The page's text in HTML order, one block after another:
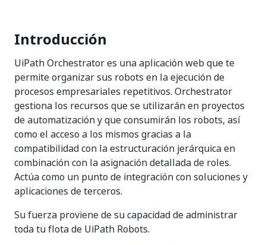
Introducción
UiPath Orchestrator es una aplicación web que te
permite organizar sus robots en la ejecución de
procesos empresariales repetitivos. Orchestrator
gestiona los recursos que se utilizarán en proyectos
de automatización y que consumirán los robots, así
como el acceso a los mismos gracias a la
compatibilidad con la estructuración jerárquica en
combinación con la asignación detallada de roles.
Actúa como un punto de integración con soluciones y
aplicaciones de terceros.
Su fuerza proviene de su capacidad de administrar
toda tu flota de UiPath Robots.